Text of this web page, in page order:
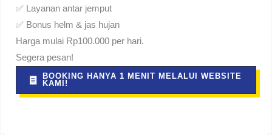
✅ Layanan antar jemput
✅ Bonus helm & jas hujan
Harga mulai Rp100.000 per hari.
Segera pesan!
BOOKING HANYA 1 MENIT MELALUI WEBSITE
KAMI!